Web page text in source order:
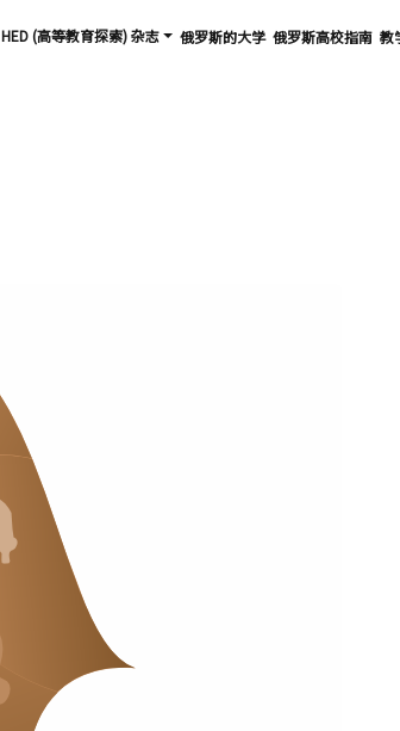
HED (高等教育探索) 杂志 俄罗斯的大学 俄罗斯高校指南 教